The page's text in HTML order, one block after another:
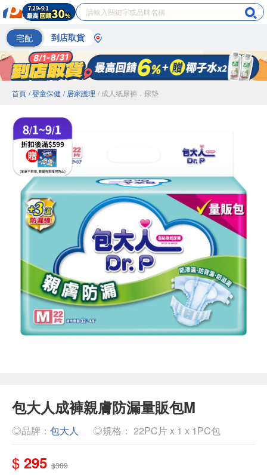
宅配 到店取貨
首頁 / 嬰童保健 / 居家護理 / 成人紙尿褲．尿墊
包大人成褲親膚防漏量販包M
◎品牌： 包大人 ◎規格： 22PC片 x 1 x 1PC包
$ 295 $389